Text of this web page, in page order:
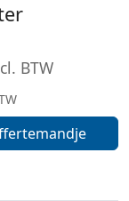
BTW